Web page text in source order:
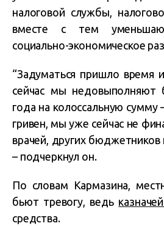
налоговой службы,
вместе с тем
социально-экономическое
“Задуматься пришло время
сейчас мы
года на колоссальную сумму
гривен, мы уже сейчас не
врачей, других бюджетников
– подчеркнул он.
По словам Кармазина,
бьют тревогу, ведь
средства.